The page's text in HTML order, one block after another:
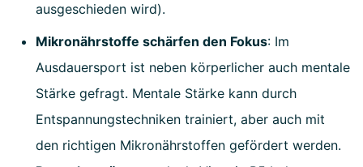
ausgeschieden wird).
Mikronährstoffe schärfen den Fokus: Im
Ausdauersport ist neben körperlicher auch mentale
Stärke gefragt. Mentale Stärke kann durch
Entspannungstechniken trainiert, aber auch mit
den richtigen Mikronährstoffen gefördert werden.